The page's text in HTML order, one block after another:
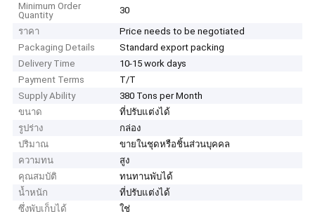
Minimum Order
Quantity
30
ราคา
Price needs to be negotiated
Packaging Details
Standard export packing
Delivery Time
10-15 work days
Payment Terms
T/T
Supply Ability
380 Tons per Month
ขนาด
ที่ปรับแต่งได้
รูปร่าง
กล่อง
ปริมาณ
ขายในชุดหรือชิ้นส่วนบุคคล
ความทน
สูง
คุณสมบัติ
ทนทานพับได้
น้ำหนัก
ที่ปรับแต่งได้
ซึ่งพับเก็บได้
ใช่